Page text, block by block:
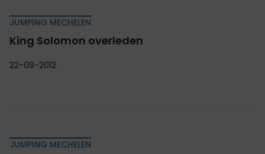
JUMPING MECHELEN
King Solomon overleden
22-09-2012
JUMPING MECHELEN